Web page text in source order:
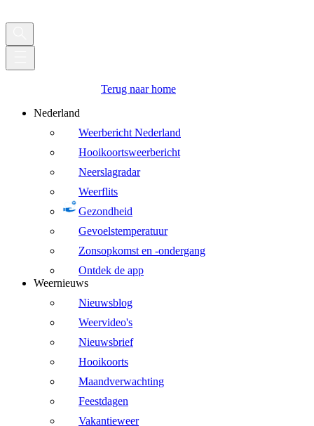
Terug naar home
Nederland
Weerbericht Nederland
Hooikoortsweerbericht
Neerslagradar
Weerflits
Gezondheid
Gevoelstemperatuur
Zonsopkomst en -ondergang
Ontdek de app
Weernieuws
Nieuwsblog
Weervideo's
Nieuwsbrief
Hooikoorts
Maandverwachting
Feestdagen
Vakantieweer